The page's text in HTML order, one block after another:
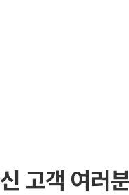
고객 여러